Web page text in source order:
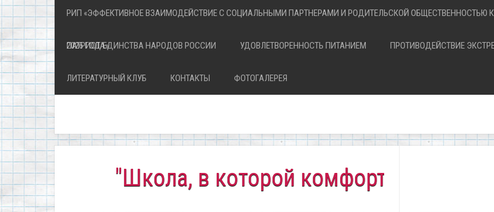
РИП «ЭФФЕКТИВНОЕ ВЗАИМОДЕЙСТВИЕ С СОЦИАЛЬНЫМИ ПАРТНЕРАМИ И РОДИТЕЛЬСКОЙ
ПАТРИОТА»
2026 ГОД ЕДИНСТВА НАРОДОВ РОССИИ УДОВЛЕТВОРЕННОСТЬ ПИТАНИЕМ ПРОТИВОДЕЙСТВИЕ
ЛИТЕРАТУРНЫЙ КЛУБ КОНТАКТЫ ФОТОГАЛЕРЕЯ
"Школа, в которой комфортно всем!"